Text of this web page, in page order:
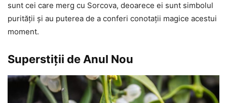
sunt cei care merg cu Sorcova, deoarece ei sunt simbolul
purităţii şi au puterea de a conferi conotaţii magice acestui
moment.
Superstiţii de Anul Nou